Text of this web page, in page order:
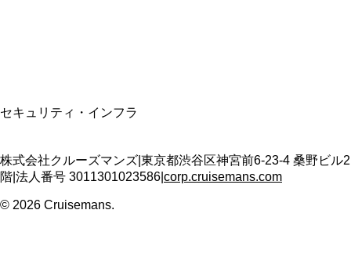
セキュリティ・インフラ
株式会社クルーズマンズ 東京都渋谷区神宮前6-23-4 桑野ビル2
階 法人番号 3011301023586 corp.cruisemans.com
© 2026 Cruisemans.